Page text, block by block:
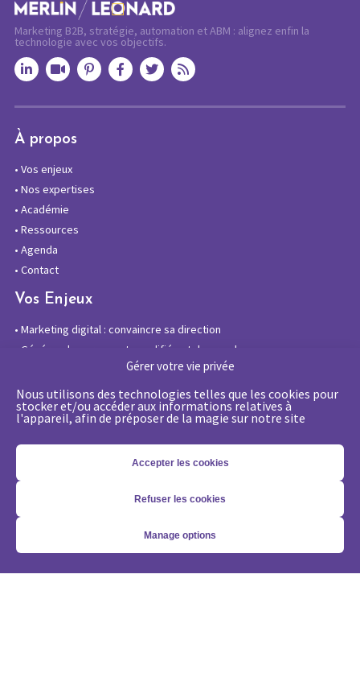
Gérer votre vie privée
Nous utilisons des technologies telles que les cookies pour
stocker et/ou accéder aux informations relatives à
l'appareil, afin de préposer de la magie sur notre site
Accepter les cookies
Refuser les cookies
Manage options
Marketing B2B, stratégie, automation et ABM : alignez enfin la
technologie avec vos objectifs.
À propos
• Vos enjeux
• Nos expertises
• Académie
• Ressources
• Agenda
• Contact
Vos Enjeux
• Marketing digital : convaincre sa direction
Générer des prospects qualifiés et des rendez-vous
Passez d’une logique de leads à une approche compte
•Optimiser ma solution Demandbase
•Optimiser ma solution Marketo
État de l’Art du Marketing Digital B2B
•
•
Stratégie Account-Based GTM
•Marketing Automation avec Marketo
•Account-Based GTM avec Demandbase